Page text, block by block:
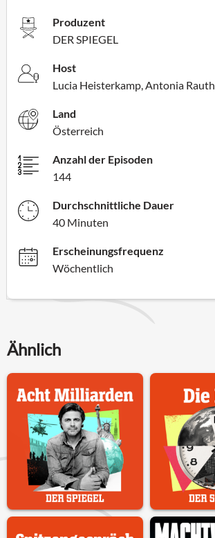
Produzent
DER SPIEGEL
Host
Lucia Heisterkamp, Antonia Rauth
Land
Österreich
Anzahl der Episoden
144
Durchschnittliche Dauer
40 Minuten
Erscheinungsfrequenz
Wöchentlich
Ähnlich